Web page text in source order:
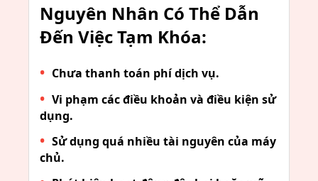
Nguyên Nhân Có Thể Dẫn
Đến Việc Tạm Khóa:
Chưa thanh toán phí dịch vụ.
Vi phạm các điều khoản và điều kiện sử
dụng.
Sử dụng quá nhiều tài nguyên của máy
chủ.